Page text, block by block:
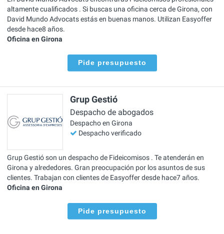
altamente cualificados . Si buscas una oficina cerca de Girona, con
David Mundo Advocats estás en buenas manos. Utilizan Easyoffer
desde hace8 años.
Oficina en Girona
Pide presupuesto
Grup Gestió
Despacho de abogados
Despacho en Girona
Despacho verificado
Grup Gestió son un despacho de Fideicomisos . Te atenderán en
Girona y alrededores. Gran preocupación por los asuntos de sus
clientes. Trabajan con clientes de Easyoffer desde hace7 años.
Oficina en Girona
Pide presupuesto